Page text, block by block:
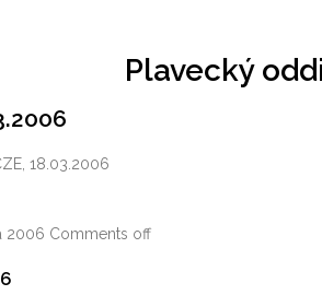
Plavecký
18.03.2006
2006 Comments off